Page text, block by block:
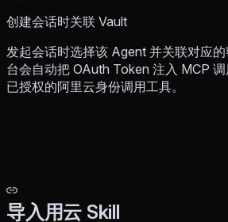
创建会话时关联 Vault
发起会话时选择该 Agent 并关联对应
台会自动把 OAuth Token 注入 MCP
已授权的阿里云身份调用工具。
导入用云 Skill